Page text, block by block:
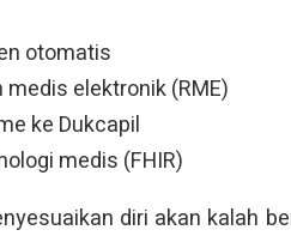
otomatis
elektronik (RME)
ke Dukcapil
medis (FHIR)
diri akan kalah